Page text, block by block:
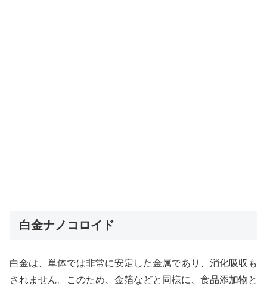
白金ナノコロイド
白金は、単体では非常に安定した金属であり、消化吸収も
されません。このため、金箔などと同様に、食品添加物と